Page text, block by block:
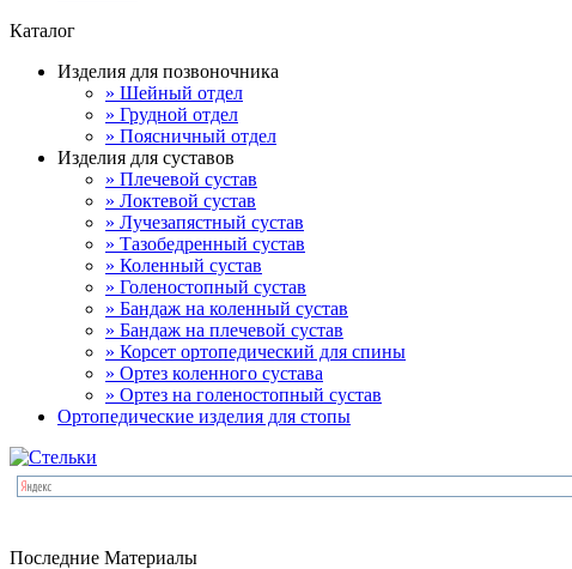
Каталог
Изделия для позвоночника
» Шейный отдел
» Грудной отдел
» Поясничный отдел
Изделия для суставов
» Плечевой сустав
» Локтевой сустав
» Лучезапястный сустав
» Тазобедренный сустав
» Коленный сустав
» Голеностопный сустав
» Бандаж на коленный сустав
» Бандаж на плечевой сустав
» Корсет ортопедический для спины
» Ортез коленного сустава
» Ортез на голеностопный сустав
Ортопедические изделия для стопы
Последние Материалы